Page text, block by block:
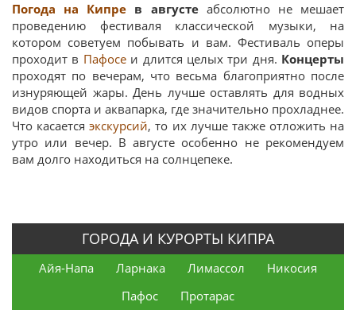
Погода на Кипре в августе абсолютно не мешает
проведению фестиваля классической музыки, на
котором советуем побывать и вам. Фестиваль оперы
проходит в Пафосеи длится целых три дня. Концерты
проходят по вечерам, что весьма благоприятно после
изнуряющей жары. День лучше оставлять для водных
видов спорта и аквапарка, где значительно прохладнее.
Что касаетсяэкскурсий, то их лучше также отложить на
утро или вечер. В августе особенно не рекомендуем
вам долго находиться на солнцепеке.
ГОРОДА И КУРОРТЫ КИПРА
Айя-Напа Ларнака Лимассол
Никосия
Пафос
Протарас